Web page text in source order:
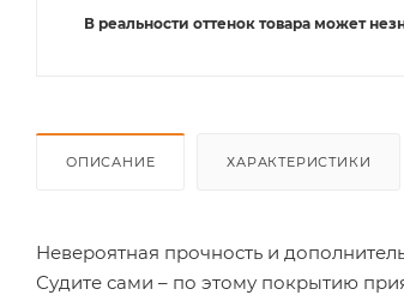
В реальности оттенок товара может
ОПИСАНИЕ ХАРАКТЕРИСТИКИ
Невероятная прочность и
Судите сами – по этому покрытию